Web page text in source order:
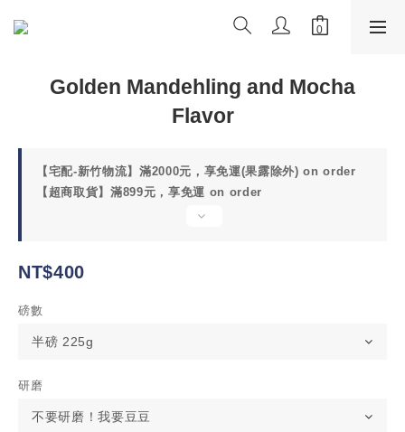
Golden Mandehling and Mocha
Flavor
【宅配-新竹物流】滿2000元，享免運(果露除外) on order
【超商取貨】滿899元，享免運 on order
NT$400
磅數
研磨